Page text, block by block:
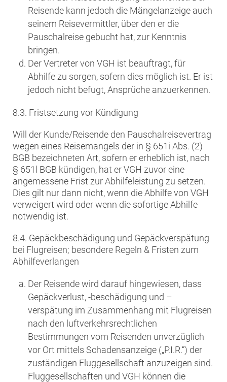
Reisende kann jedoch die Mängelanzeige auch
seinem Reisevermittler, über den er die
Pauschalreise gebucht hat, zur Kenntnis
bringen.
Der Vertreter von VGH ist beauftragt, für
Abhilfe zu sorgen, sofern dies möglich ist. Er ist
jedoch nicht befugt, Ansprüche anzuerkennen.
8.3. Fristsetzung vor Kündigung
Will der Kunde/Reisende den Pauschalreisevertrag
wegen eines Reisemangels der in § 651i Abs. (2)
BGB bezeichneten Art, sofern er erheblich ist, nach
§ 651l BGB kündigen, hat er VGH zuvor eine
angemessene Frist zur Abhilfeleistung zu setzen.
Dies gilt nur dann nicht, wenn die Abhilfe von VGH
verweigert wird oder wenn die sofortige Abhilfe
notwendig ist.
8.4. Gepäckbeschädigung und Gepäckverspätung
bei Flugreisen; besondere Regeln & Fristen zum
Abhilfeverlangen
Der Reisende wird darauf hingewiesen, dass
Gepäckverlust, -beschädigung und –
verspätung im Zusammenhang mit Flugreisen
nach den luftverkehrsrechtlichen
Bestimmungen vom Reisenden unverzüglich
vor Ort mittels Schadensanzeige („P.I.R.“) der
zuständigen Fluggesellschaft anzuzeigen sind.
Fluggesellschaften und VGH können die